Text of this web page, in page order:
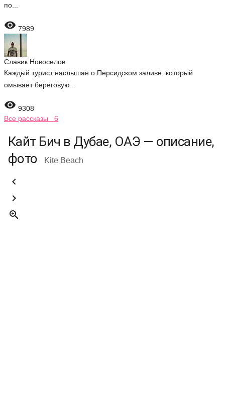
по...
 7989
Славик Новоселов
Каждый турист наслышан о Персидском заливе, который
омывает береговую...
 9308
Все рассказы 6
Кайт Бич в Дубае, ОАЭ — описание,
фото
Kite Beach


